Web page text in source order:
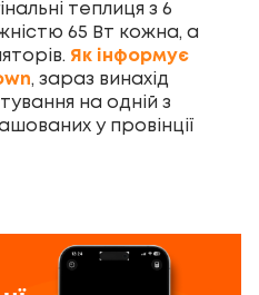
теплиця з 6
65 Вт кожна, а
Як інформує
, зараз винахід
на одній з
у провінції